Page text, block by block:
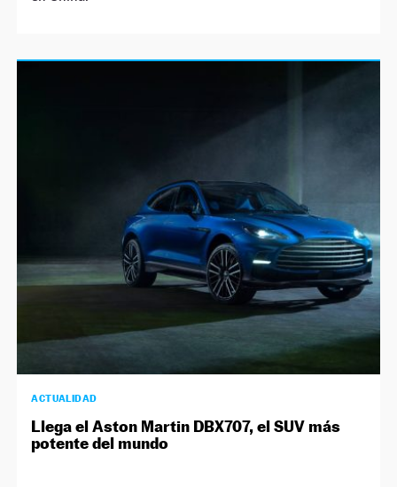
ACTUALIDAD
Llega el Aston Martin DBX707, el SUV más
potente del mundo